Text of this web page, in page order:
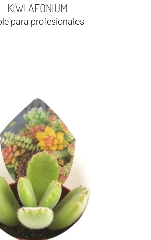
KIWI AEONIUM
para profesionales